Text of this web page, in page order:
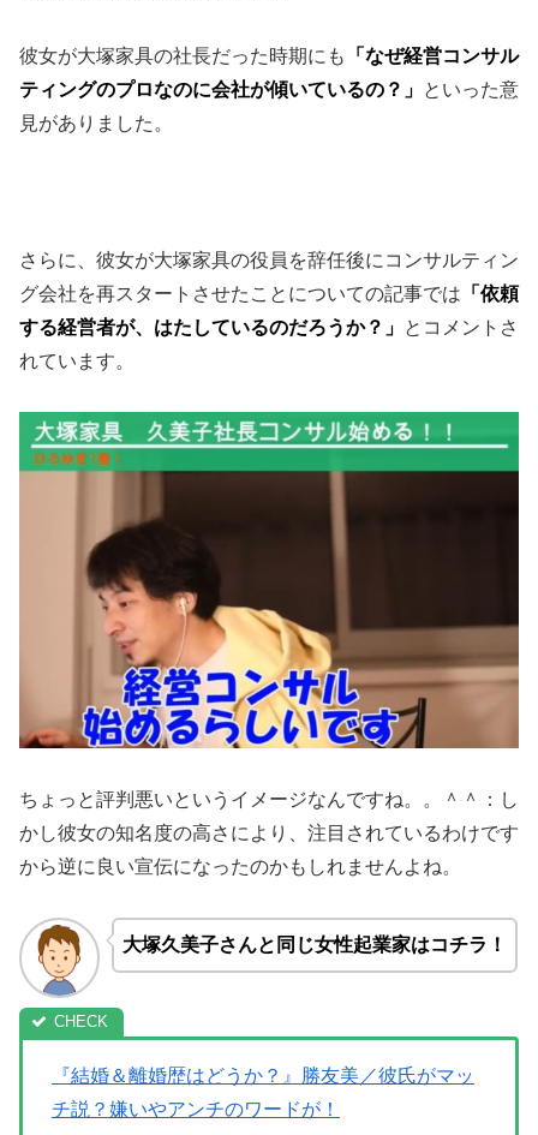
彼女が大塚家具の社長だった時期にも
「なぜ経営コンサル
ティングのプロなのに会社が傾いているの？」 といった意
見がありました。
さらに、彼女が大塚家具の役員を辞任後にコンサルティン
グ会社を再スタートさせたことについての記事では 「依頼
する経営者が、はたしているのだろうか？」 とコメントさ
れています。
ちょっと評判悪いというイメージなんですね。。＾＾：し
かし彼女の知名度の高さにより、注目されているわけです
から逆に良い宣伝になったのかもしれませんよね。
大塚久美子さんと同じ女性起業家はコチラ！
『結婚＆離婚歴はどうか？』勝友美／彼氏がマッ
チ説？嫌いやアンチのワードが！